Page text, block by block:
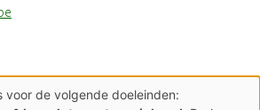
voor de volgende doeleinden: